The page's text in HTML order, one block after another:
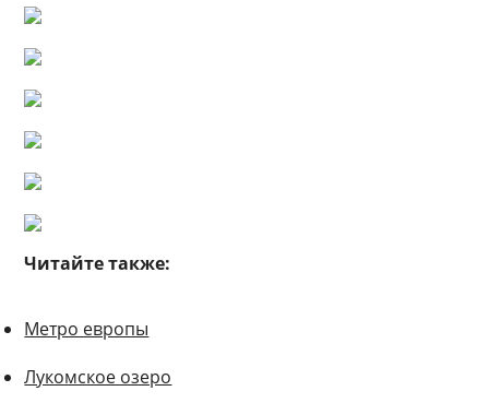
Читайте также:
Метро европы
Лукомское озеро